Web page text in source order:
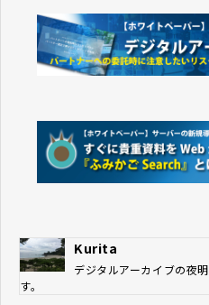
Kurita
デジタルアーカイブの夜
す。